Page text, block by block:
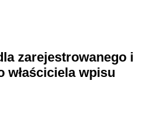
zarejestrowanego i
właściciela wpisu